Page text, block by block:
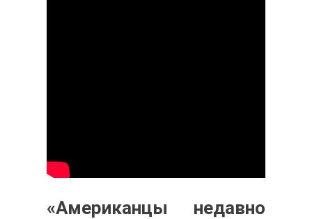
«Американцы недавно